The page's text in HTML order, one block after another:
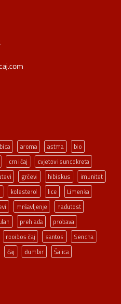
aroma astma
bio
crni čaj
cvjetovi suncokreta
grčevi hibiskus
imunitet
kolesterol lice
Limenka
mršavljenje
nadutost
prehlada
probava
rooibos čaj santos
Sencha
čaj đumbir Šalica